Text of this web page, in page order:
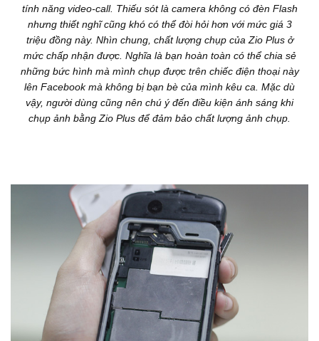
tính năng video-call. Thiếu sót là camera không có đèn Flash
nhưng thiết nghĩ cũng khó có thể đòi hỏi hơn với mức giá 3
triệu đồng này. Nhìn chung, chất lượng chụp của Zio Plus ở
mức chấp nhận được. Nghĩa là bạn hoàn toàn có thể chia sẻ
những bức hình mà mình chụp được trên chiếc điện thoại này
lên Facebook mà không bị bạn bè của mình kêu ca. Mặc dù
vậy, người dùng cũng nên chú ý đến điều kiện ánh sáng khi
chụp ảnh bằng Zio Plus để đảm bảo chất lượng ảnh chụp.